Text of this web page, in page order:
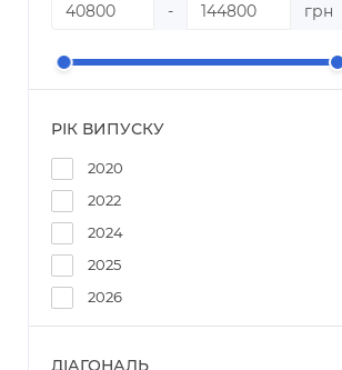
- грн
РІК ВИПУСКУ
2020
2022
2024
2025
2026